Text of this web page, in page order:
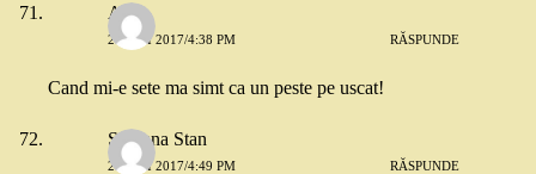
Aura
26 MAI 2017/4:38 PM RĂSPUNDE
Cand mi-e sete ma simt ca un peste pe uscat!
Silviana Stan
26 MAI 2017/4:49 PM RĂSPUNDE